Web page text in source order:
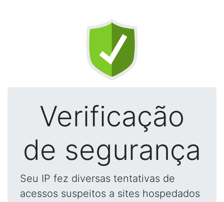
Verificação
de segurança
Seu IP fez diversas tentativas de
acessos suspeitos a sites hospedados